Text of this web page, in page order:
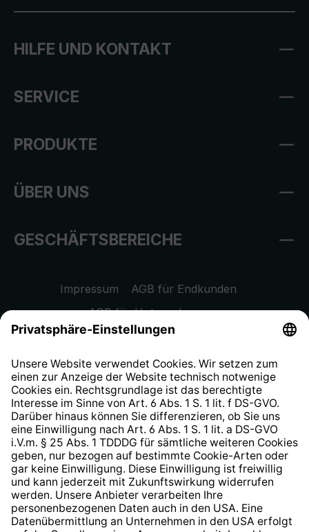
HILFE UND KONTAKT
SERVICE
PRODUKTE
ÜBER UNS
GESCHÄFTSBEREICHE
Impressum
AGB für Endkunden
AGB für Unternehmen
Datenschutzhinweis
Widerrufsrecht
Hinweisgeberschutzsystem
Barrierefreiheit